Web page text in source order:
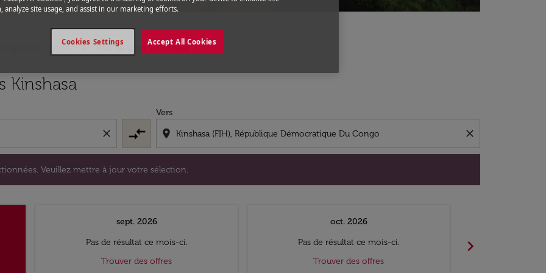
Du Congo Vols de Lyon a Kinshasa
Kinshasa
close compare_arrows
Vers
location_on close
Veuillez mettre à jour votre sélection.
Veuillez mettre à jour votre sélection.
sept. 2026
Pas de résultat ce mois-ci.
Trouver des offres
oct. 2026
Pas de résultat ce mois-ci.
Trouver des offres
chevron_right
analyze site usage, and assist in our marketing efforts.
Accept All Cookies
Cookies Settings